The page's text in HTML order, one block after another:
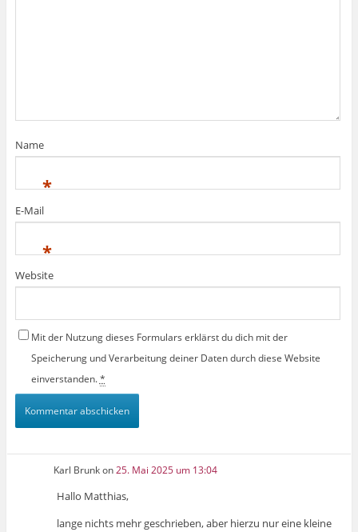
Name
*
E-Mail
*
Website
Mit der Nutzung dieses Formulars erklärst du dich mit der
Speicherung und Verarbeitung deiner Daten durch diese Website
einverstanden.*
Karl Brunkon25. Mai 2025 um 13:04
Hallo Matthias,
lange nichts mehr geschrieben, aber hierzu nur eine kleine